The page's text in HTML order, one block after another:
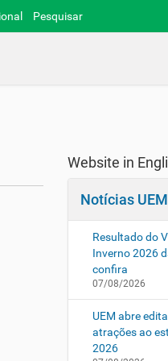
Pesquisar
Website in
Notícias UEM
Resultado do
Inverno 2026
confira
07/08/2026
UEM abre
atrações ao
2026